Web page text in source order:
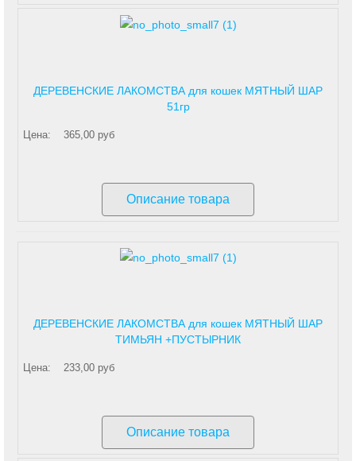
ДЕРЕВЕНСКИЕ ЛАКОМСТВА для кошек МЯТНЫЙ ШАР
51гр
Цена: 365,00 руб
Описание товара
ДЕРЕВЕНСКИЕ ЛАКОМСТВА для кошек МЯТНЫЙ ШАР
ТИМЬЯН +ПУСТЫРНИК
Цена: 233,00 руб
Описание товара